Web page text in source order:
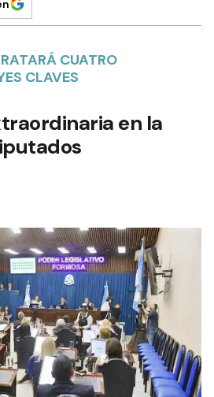
CUATRO
CLAVES
en la